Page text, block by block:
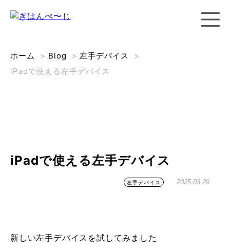
ホーム > Blog >左手デバイス
>
iPadで使える左手デバイス
iPadで使える左手デバイス
左手デバイス 2025.03.29
新しい左手デバイスを試してみました